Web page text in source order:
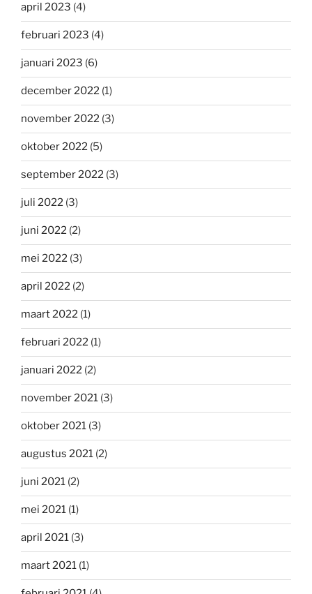
april 2023 (4)
februari 2023 (4)
januari 2023 (6)
december 2022 (1)
november 2022 (3)
oktober 2022 (5)
september 2022 (3)
juli 2022 (3)
juni 2022 (2)
mei 2022 (3)
april 2022 (2)
maart 2022 (1)
februari 2022 (1)
januari 2022 (2)
november 2021 (3)
oktober 2021 (3)
augustus 2021 (2)
juni 2021 (2)
mei 2021 (1)
april 2021 (3)
maart 2021 (1)